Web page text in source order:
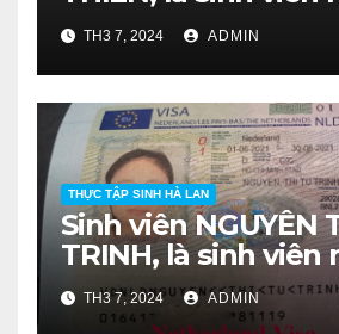
Nông Học, lớp
khóa 2016-2020.
TH3 7, 2024 ADMIN
THỰC TẬP SINH HÀ LAN
Sinh viên NGUYỄN
TRINH, là sinh viên
Bảo Vệ Thực Vật,
khóa 2016-2020.
TH3 7, 2024 ADMIN